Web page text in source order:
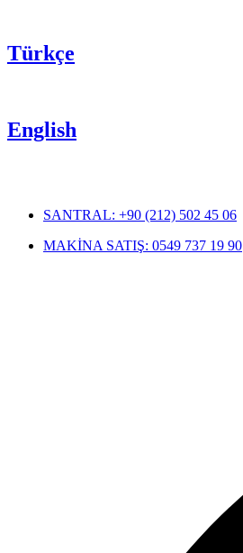
Türkçe
English
SANTRAL: +90 (212) 502 45 06
MAKİNA SATIŞ: 0549 737 19 90